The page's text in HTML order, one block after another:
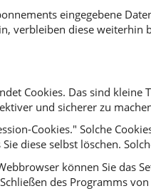
eingegebene
verbleiben diese weiterhin
Cookies. Das sind
und sicherer zu
Cookies." Solche
diese selbst löschen.
können Sie das
des Programms